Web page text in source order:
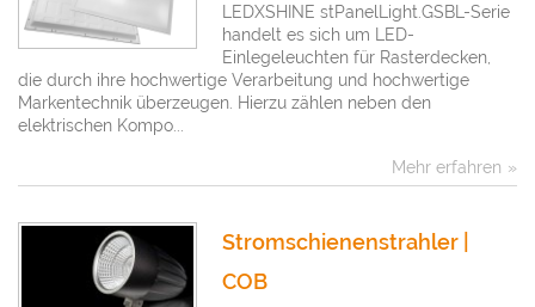
Mehr erfahren
LEDXSHINE stPanelLight.GSBL-Serie
handelt es sich um LED-
Einlegeleuchten für Rasterdecken,
die durch ihre hochwertige Verarbeitung und hochwertige
Markentechnik überzeugen. Hierzu zählen neben den
elektrischen Kompo...
Stromschienenstrahler |
COB